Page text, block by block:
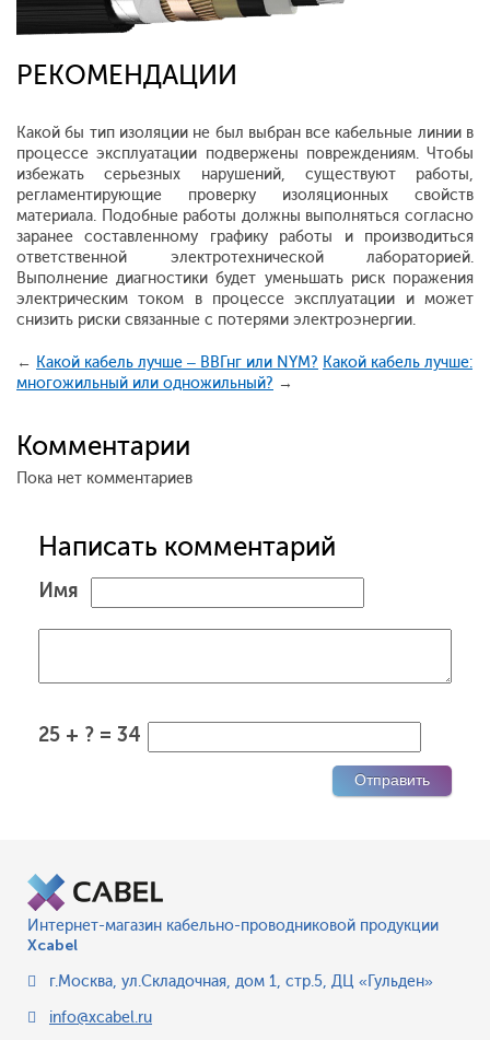
РЕКОМЕНДАЦИИ
Какой бы тип изоляции не был выбран все кабельные линии в
процессе эксплуатации подвержены повреждениям. Чтобы
избежать серьезных нарушений, существуют работы,
регламентирующие проверку изоляционных свойств
материала. Подобные работы должны выполняться согласно
заранее составленному графику работы и производиться
ответственной электротехнической лабораторией.
Выполнение диагностики будет уменьшать риск поражения
электрическим током в процессе эксплуатации и может
снизить риски связанные с потерями электроэнергии.
← Какой кабель лучше – ВВГнг или NYM? Какой кабель лучше:
многожильный или одножильный? →
Комментарии
Пока нет комментариев
Написать комментарий
Имя
25 + ? = 34
Интернет-магазин кабельно-проводниковой продукции
Xcabel
г.Москва, ул.Складочная, дом 1, стр.5, ДЦ «Гульден»
info@xcabel.ru